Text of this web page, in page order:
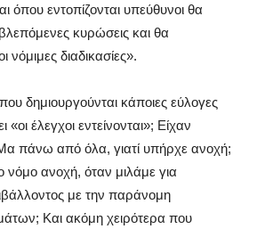
όπου εντοπίζονται υπεύθυνοι θα
κυρώσεις και θα
νόμιμες διαδικασίες».
δημιουργούνται κάποιες εύλογες
έλεγχοι εντείνονται»; Είχαν
Μα πάνω από όλα, γιατί υπήρχε ανοχή;
νόμο ανοχή, όταν μιλάμε για
με την παράνομη
Και ακόμη χειρότερα που